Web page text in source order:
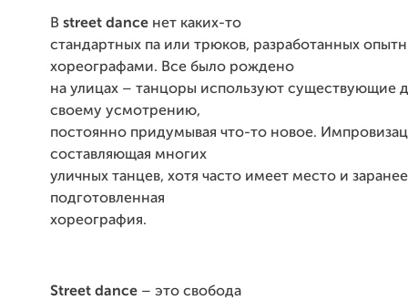
В street dance нет каких-то
стандартных па или трюков, разработанных
хореографами. Все было рождено
на улицах – танцоры используют существующие
своему усмотрению,
постоянно придумывая что-то новое.
составляющая многих
уличных танцев, хотя часто имеет место и заранее
подготовленная
хореография.
Street dance – это свобода